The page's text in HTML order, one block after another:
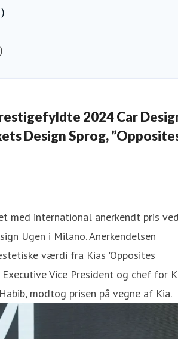
2024 Car
Design Sprog,
med international anerkendt pris
Ugen i Milano. Anerkendelsen
værdi fra Kias 'Opposites
Vice President og chef for
modtog prisen på vegne af Kia.